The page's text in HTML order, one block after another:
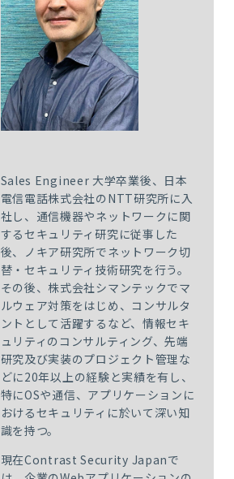
Sales Engineer 大学卒業後、日本
電信電話株式会社の NTT研究所に入
社し、通信機器やネットワークに関
するセキュリティ研究に従事した
後、ノキア研究所でネットワーク切
替・セキュリティ技術研究を行う。
その後、株式会社シマンテックでマ
ルウェア対策をはじめ、コンサルタ
ントとして活躍するなど、情報セキ
ュリティのコンサルティング、先端
研究及び実装のプロジェクト管理な
どに20年以上の経験と実績を有し、
特にOSや通信、アプリケーションに
おけるセキュリティに於いて深い知
識を持つ。
現在Contrast Security Japanで